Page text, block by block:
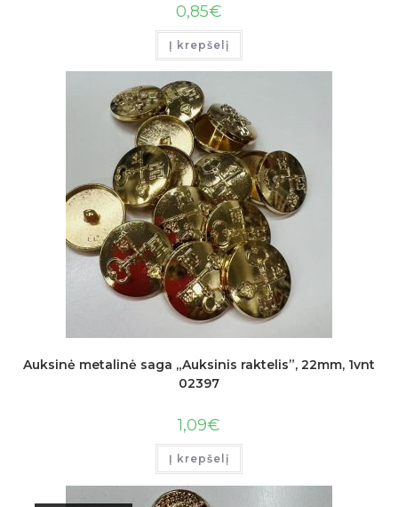
0,85€
Į krepšelį
Auksinė metalinė saga „Auksinis raktelis”, 22mm, 1vnt
02397
1,09€
Į krepšelį